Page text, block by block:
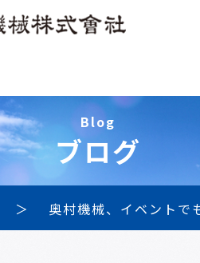
Blog
ブログ
奥村機械、イベントで